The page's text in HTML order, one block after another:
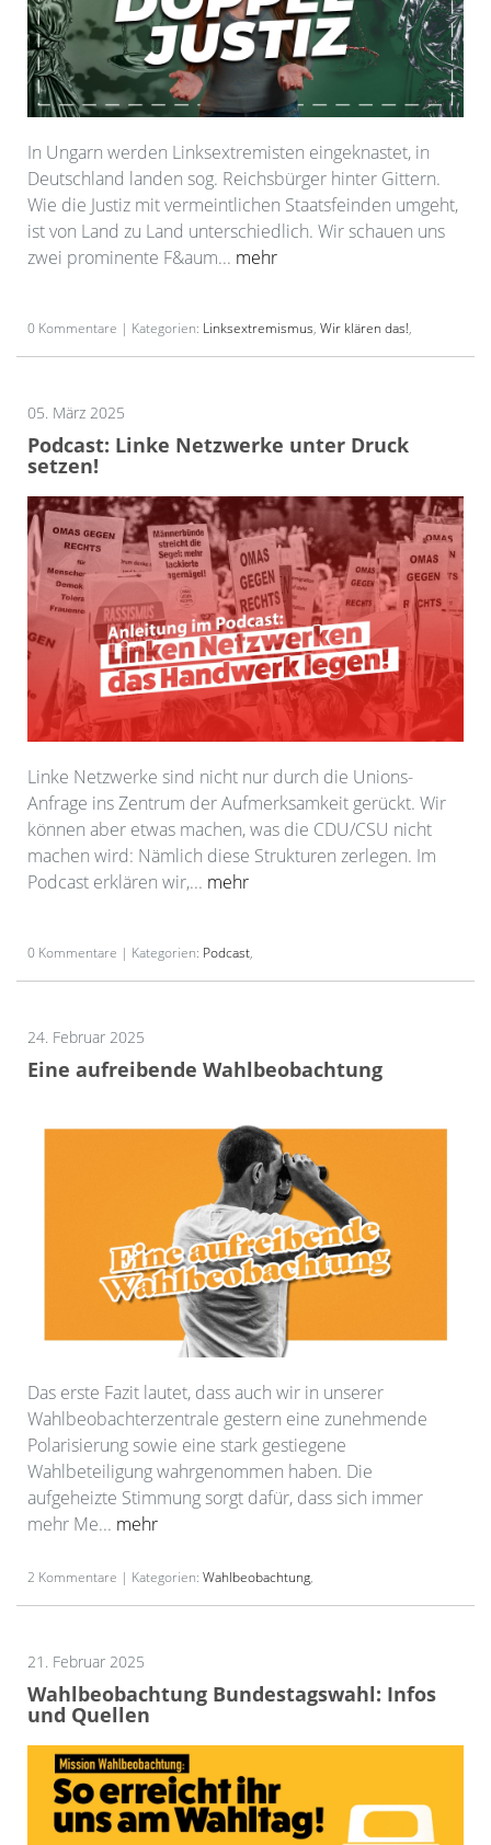
In Ungarn werden Linksextremisten eingeknastet, in
Deutschland landen sog. Reichsbürger hinter Gittern.
Wie die Justiz mit vermeintlichen Staatsfeinden umgeht,
ist von Land zu Land unterschiedlich. Wir schauen uns
zwei prominente F&aum... mehr
0 Kommentare | Kategorien: Linksextremismus, Wir klären das!,
05. März 2025
Podcast: Linke Netzwerke unter Druck
setzen!
Linke Netzwerke sind nicht nur durch die Unions-
Anfrage ins Zentrum der Aufmerksamkeit gerückt. Wir
können aber etwas machen, was die CDU/CSU nicht
machen wird: Nämlich diese Strukturen zerlegen. Im
Podcast erklären wir,... mehr
0 Kommentare | Kategorien: Podcast,
24. Februar 2025
Eine aufreibende Wahlbeobachtung
Das erste Fazit lautet, dass auch wir in unserer
Wahlbeobachterzentrale gestern eine zunehmende
Polarisierung sowie eine stark gestiegene
Wahlbeteiligung wahrgenommen haben. Die
aufgeheizte Stimmung sorgt dafür, dass sich immer
mehr Me... mehr
2 Kommentare | Kategorien: Wahlbeobachtung,
21. Februar 2025
Wahlbeobachtung Bundestagswahl: Infos
und Quellen